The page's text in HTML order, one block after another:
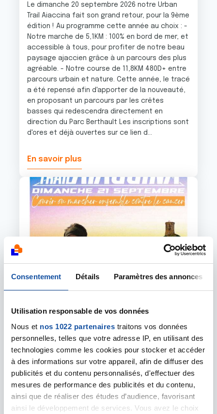
Consentement Détails Paramètres des annonces
Utilisation responsable de vos données
Nous et nos 1022 partenaires traitons vos données
personnelles, telles que votre adresse IP, en utilisant des
technologies comme les cookies pour stocker et accéder
à des informations sur votre appareil, afin de diffuser des
publicités et du contenu personnalisés, d'effectuer des
mesures de performance des publicités et du contenu,
ainsi que de réaliser des études d’audience, favorisant
ainsi le développement de services. Vous avez le choix
Le dimanche 20 septembre 2026 notre Urban
Trail Aiaccina fait son grand retour, pour la 9ème
édition ! Au programme cette année au choix : -
Notre marche de 5,1KM : 100% en bord de mer, et
accessible à tous, pour profiter de notre beau
paysage ajaccien grâce à un parcours des plus
agréable. - Notre course de 11,8KM 480D+ entre
parcours urbain et nature. Cette année, le tracé
a été repensé afin d'apporter de la nouveauté,
en proposant un parcours par les crêtes
basses qui redescendra directement en
direction du Parc Berthault Les inscriptions sont
d'ores et déjà ouvertes sur ce lien d...
En savoir plus
Image
15 SEPTEMBRE 2025
Urban Trail Aiaccina 8ème édition : 21
septembre 2025
Le dimanche 21 septembre 2025 le comité de la
Corse du Sud de la Ligue Contre le Cancer
organise la 8ème édition de son Urban Trail
Aiaccina. Top départ prévu à 9h au Complexe